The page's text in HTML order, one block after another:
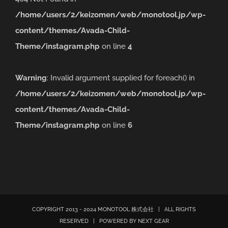
/home/users/2/keizomen/web/monotool.jp/wp-
content/themes/Avada-Child-
Theme/instagram.php on line 4
Warning: Invalid argument supplied for foreach() in
/home/users/2/keizomen/web/monotool.jp/wp-
content/themes/Avada-Child-
Theme/instagram.php on line 6
COPYRIGHT 2013 - 2024 MONOTOOL 株式会社 | ALL RIGHTS
RESERVED | POWERED BY NEXT GEAR